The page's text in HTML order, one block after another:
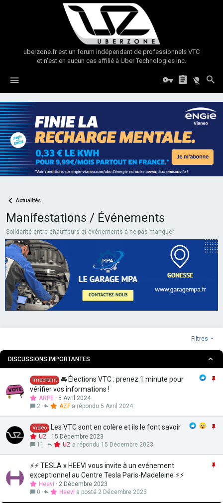
uberzone.fr est un forum indépendant de professionnels VTC
et n'est en aucun cas affilié à Uber Technologies Inc.
Actualités
Manifestations / Événements
Solidarité entre chauffeurs et évènements à ne pas manquer
Filtres
DISCUSSIONS IMPORTANTES
r
Important
🚘 Élections VTC : prenez 1 minute pour
vérifier vos informations !
ARPE
5 Avril 2024
2
5 Avril 2024
AZF
Vidéo Les VTC sont en colère et ils le font savoir
UZ
15 Décembre 2023
11
15 Décembre 2023
UZ
r
⚡⚡ TESLA x HEEVI vous invite à un evénement
exceptionnel au Centre Tesla Paris-Madeleine ⚡⚡
Heevi
2 Décembre 2023
0
2 Décembre 2023
Heevi